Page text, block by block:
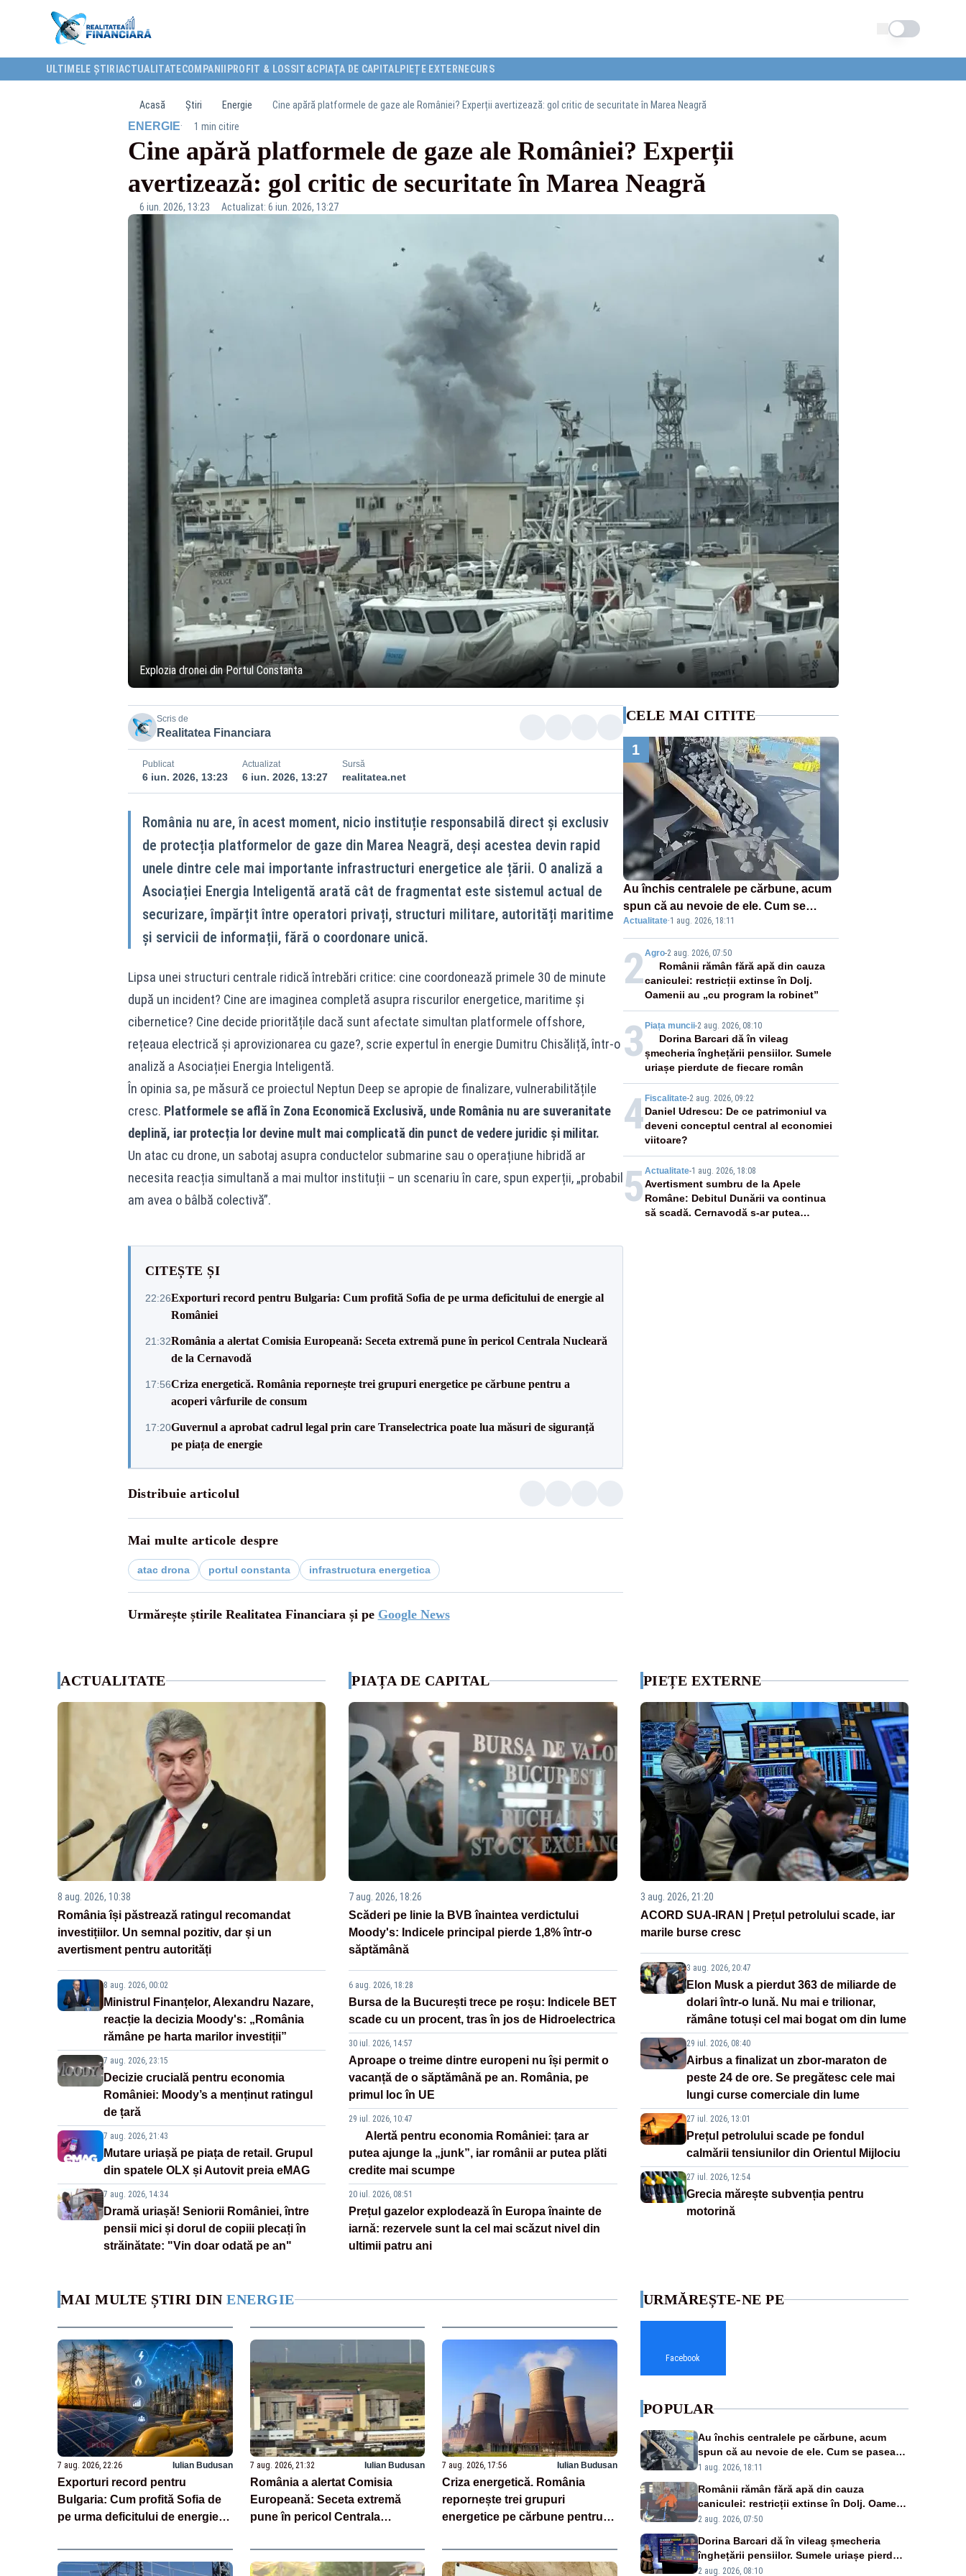
Schimba tema
ULTIMELE ȘTIRI ACTUALITATECOMPANII PROFIT & LOSS IT&C PIAȚA DE CAPITALPIEȚE EXTERNECURS
Acasă Știri Energie Cine apără platformele de gaze ale României? Experții avertizează: gol critic de securitate în Marea Neagră
ENERGIE· 1 min citire
Cine apără platformele de gaze ale României? Experții
avertizează: gol critic de securitate în Marea Neagră
6 iun. 2026, 13:23 Actualizat: 6 iun. 2026, 13:27
Explozia dronei din Portul Constanta
Scris de
Realitatea Financiara
Publicat
6 iun. 2026, 13:23
Actualizat
6 iun. 2026, 13:27
Sursă
realitatea.net
România nu are, în acest moment, nicio instituție responsabilă direct și exclusiv
de protecția platformelor de gaze din Marea Neagră, deși acestea devin rapid
unele dintre cele mai importante infrastructuri energetice ale țării. O analiză a
Asociației Energia Inteligentă arată cât de fragmentat este sistemul actual de
securizare, împărțit între operatori privați, structuri militare, autorități maritime
și servicii de informații, fără o coordonare unică.
Lipsa unei structuri centrale ridică întrebări critice: cine coordonează primele 30 de minute
după un incident? Cine are imaginea completă asupra riscurilor energetice, maritime și
cibernetice? Cine decide prioritățile dacă sunt afectate simultan platformele offshore,
rețeaua electrică și aprovizionarea cu gaze?, scrie expertul în energie Dumitru Chisăliță, într-o
analiză a Asociației Energia Inteligentă.
În opinia sa, pe măsură ce proiectul Neptun Deep se apropie de finalizare, vulnerabilitățile
cresc. Platformele se află în Zona Economică Exclusivă, unde România nu are suveranitate
deplină, iar protecția lor devine mult mai complicată din punct de vedere juridic și militar.
Un atac cu drone, un sabotaj asupra conductelor submarine sau o operațiune hibridă ar
necesita reacția simultană a mai multor instituții – un scenariu în care, spun experții, „probabil
am avea o bâlbă colectivă”.
CITEȘTE ȘI
22:26Exporturi record pentru Bulgaria: Cum profită Sofia de pe urma deficitului de energie al
României
21:32România a alertat Comisia Europeană: Seceta extremă pune în pericol Centrala Nucleară
de la Cernavodă
17:56Criza energetică. România repornește trei grupuri energetice pe cărbune pentru a
acoperi vârfurile de consum
17:20Guvernul a aprobat cadrul legal prin care Transelectrica poate lua măsuri de siguranță
pe piața de energie
Distribuie articolul
Mai multe articole despre
atac drona portul constanta infrastructura energetica
Urmărește știrile Realitatea Financiara și pe Google News
CELE MAI CITITE
1
Au închis centralele pe cărbune, acum
spun că au nevoie de ele. Cum se
pasează vina în plină criză energetică
Actualitate·1 aug. 2026, 18:11
2Agro-2 aug. 2026, 07:50
Românii rămân fără apă din cauza
caniculei: restricții extinse în Dolj.
Oamenii au „cu program la robinet”
3 Piața muncii-2 aug. 2026, 08:10
Dorina Barcari dă în vileag
șmecheria înghețării pensiilor. Sumele
uriașe pierdute de fiecare român
4 Fiscalitate-2 aug. 2026, 09:22
Daniel Udrescu: De ce patrimoniul va
deveni conceptul central al economiei
viitoare?
5 Actualitate-1 aug. 2026, 18:08
Avertisment sumbru de la Apele
Române: Debitul Dunării va continua
să scadă. Cernavodă s-ar putea
ACTUALITATE
8 aug. 2026, 10:38
România își păstrează ratingul recomandat
investițiilor. Un semnal pozitiv, dar și un
avertisment pentru autorități
8 aug. 2026, 00:02
Ministrul Finanțelor, Alexandru Nazare,
reacție la decizia Moody's: „România
rămâne pe harta marilor investiții”
7 aug. 2026, 23:15
Decizie crucială pentru economia
României: Moody’s a menținut ratingul
de țară
7 aug. 2026, 21:43
Mutare uriașă pe piața de retail. Grupul
din spatele OLX și Autovit preia eMAG
7 aug. 2026, 14:34
Dramă uriașă! Seniorii României, între
pensii mici și dorul de copiii plecați în
străinătate: "Vin doar odată pe an"
PIAȚA DE CAPITAL
7 aug. 2026, 18:26
Scăderi pe linie la BVB înaintea verdictului
Moody's: Indicele principal pierde 1,8% într-o
săptămână
6 aug. 2026, 18:28
Bursa de la București trece pe roșu: Indicele BET
scade cu un procent, tras în jos de Hidroelectrica
30 iul. 2026, 14:57
Aproape o treime dintre europeni nu își permit o
vacanță de o săptămână pe an. România, pe
primul loc în UE
29 iul. 2026, 10:47
Alertă pentru economia României: țara ar
putea ajunge la „junk”, iar românii ar putea plăti
credite mai scumpe
20 iul. 2026, 08:51
Prețul gazelor explodează în Europa înainte de
iarnă: rezervele sunt la cel mai scăzut nivel din
ultimii patru ani
PIEȚE EXTERNE
3 aug. 2026, 21:20
ACORD SUA-IRAN | Prețul petrolului scade, iar
marile burse cresc
3 aug. 2026, 20:47
Elon Musk a pierdut 363 de miliarde de
dolari într-o lună. Nu mai e trilionar,
rămâne totuși cel mai bogat om din lume
29 iul. 2026, 08:40
Airbus a finalizat un zbor-maraton de
peste 24 de ore. Se pregătesc cele mai
lungi curse comerciale din lume
27 iul. 2026, 13:01
Prețul petrolului scade pe fondul
calmării tensiunilor din Orientul Mijlociu
27 iul. 2026, 12:54
Grecia mărește subvenția pentru
motorină
MAI MULTE ȘTIRI DIN ENERGIE
7 aug. 2026, 22:26 Iulian Budusan
Exporturi record pentru
Bulgaria: Cum profită Sofia de
pe urma deficitului de energie al
7 aug. 2026, 21:32 Iulian Budusan
România a alertat Comisia
Europeană: Seceta extremă
pune în pericol Centrala
7 aug. 2026, 17:56 Iulian Budusan
Criza energetică. România
repornește trei grupuri
energetice pe cărbune pentru a
URMĂREȘTE-NE PE
Facebook
POPULAR
Au închis centralele pe cărbune, acum
spun că au nevoie de ele. Cum se pasează
vina în plină criză energetică
1 aug. 2026, 18:11
Românii rămân fără apă din cauza
caniculei: restricții extinse în Dolj. Oamenii
au „cu program la robinet”
2 aug. 2026, 07:50
Dorina Barcari dă în vileag șmecheria
înghețării pensiilor. Sumele uriașe pierdute
de fiecare român
2 aug. 2026, 08:10